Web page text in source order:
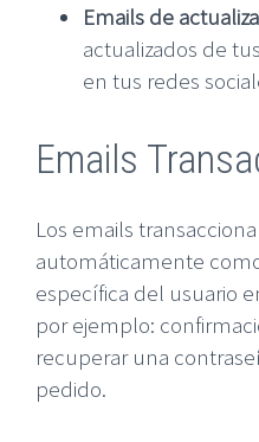
Emails de
actualizados de
en tus redes
Emails
Los emails
automáticamente
específica del usuario
por ejemplo:
recuperar una
pedido.